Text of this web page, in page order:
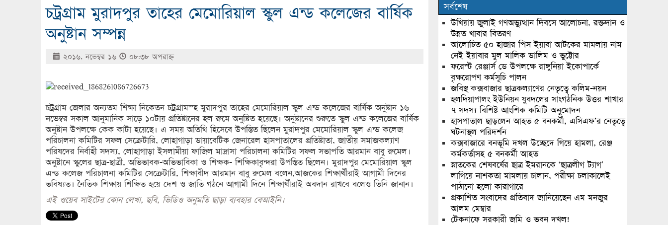
চট্রগ্রাম মুরাদপুর তাহের মেমোরিয়াল স্কুল এন্ড কলেজের বার্ষিক
অনুষ্টান সম্পন্ন
২০১৬, নভেম্বর ১৬ ০৮:৩৮ অপরাহ্ণ
চট্রগ্রাম জেলার অন্যতম শিক্ষা নিকেতন চট্রগ্রামস্হ মুরাদপুর তাহের মেমোরিয়াল স্কুল এন্ড কলেজের বার্ষিক অনুষ্টান ১৬
নভেম্বর সকাল আনুমানিক সাড়ে ১০টায় প্রতিষ্টানের হল রুমে অনুষ্টিত হয়েছে। অনুষ্টানের শুরুতে স্কুল এন্ড কলেজের বার্ষিক
অনুষ্টান উপলক্ষে কেক কাটা হয়েছে। এ সময় অতিথি হিসেবে উপস্তিত ছিলেন মুরাদপুর মেমোরিয়াল স্কুল এন্ড কলেজ
পরিচালনা কমিটির সফল সেক্রেটারি, লোহাগাড়া ডায়াবেটিক জেনারেল হাসপাতালের প্রতিষ্টাতা, জাতীয় সমাজকল্যাণ
পরিষদের নির্বাহী সদস্য, লোহাগাড়া ইসলামীয়া ফাজিল মাদ্রাসা পরিচালনা কমিটির সফল সভাপতি আরমান বাবু রুমেল।
অনুষ্টানে স্কুলের ছাত্র-ছাত্রী, অভিভাবক-অভিভাবিকা ও শিক্ষক- শিক্ষিকাবৃন্দরা উপস্তিত ছিলেন। মুরাদপুর মেমোরিয়াল স্কুল
এন্ড কলেজ পরিচালনা কমিটির সেক্রেটারি, শিক্ষাবীদ আরমান বাবু রুমেল বলেন,আজকের শিক্ষার্থীরাই আগামী দিনের
ভবিষ্যত। নৈতিক শিক্ষায় শিক্ষিত হয়ে দেশ ও জাতি গঠনে আগামী দিনে শিক্ষার্থীরাই অবদান রাখবে বলেও তিনি জানান।
এই ওয়েব সাইটের কোন লেখা, ছবি, ভিডিও অনুমতি ছাড়া ব্যবহার বেআইনি।
সর্বশেষ
উখিয়ায় জুলাই গণঅভ্যুত্থান দিবসে আলোচনা, রক্তদান ও
উন্নত খাবার বিতরণ
আলোচিত ৫০ হাজার পিস ইয়াবা আটকের মামলায় নাম
নেই ইয়াবার মুল মালিক ডালিম ও ভুট্টোর
ফরেস্ট রেঞ্জার্স ডে উপলক্ষে রাঙ্গুনিয়া ইকোপার্কে
বৃক্ষরোপণ কর্মসূচি পালন
জবিস্থ কক্সবাজার ছাত্রকল্যাণের নেতৃত্বে কলিম-নয়ন
হলদিয়াপালং ইউনিয়ন যুবদলের সাংগঠনিক উত্তর শাখার
৭ সদস্য বিশিষ্ট আংশিক কমিটি অনুমোদন
হাসপাতাল ছাড়লেন আহত ৫ বনকর্মী, এসিএফ’র নেতৃত্বে
ঘটনাস্থল পরিদর্শন
কক্সবাজারে বনভূমি দখল উচ্ছেদে গিয়ে হামলা, রেঞ্জ
কর্মকর্তাসহ ৫ বনকর্মী আহত
স্নাতকের শেষবর্ষের ছাত্র ইমরানকে ‘ছাত্রলীগ ট্যাগ’
লাগিয়ে নাশকতা মামলায় চালান, পরীক্ষা চলাকালেই
পাঠানো হলো কারাগারে
প্রকাশিত সংবাদের প্রতিবাদ জানিয়েছেন এম মনজুর
আলম মেম্বার
টেকনাফে সরকারী জমি ও ভবন দখল!